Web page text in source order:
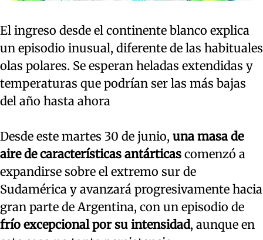
El ingreso desde el continente blanco explica
un episodio inusual, diferente de las habituales
olas polares. Se esperan heladas extendidas y
temperaturas que podrían ser las más bajas
del año hasta ahora
Desde este martes 30 de junio, una masa de
aire de características antárticas comenzó a
expandirse sobre el extremo sur de
Sudamérica y avanzará progresivamente hacia
gran parte de Argentina, con un episodio de
frío excepcional por su intensidad, aunque en